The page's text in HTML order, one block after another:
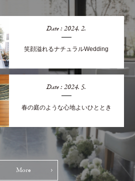
Date : 2024. 2.
笑顔溢れるナチュラルWedding
Date : 2024. 5.
春の庭のような心地よいひととき
More